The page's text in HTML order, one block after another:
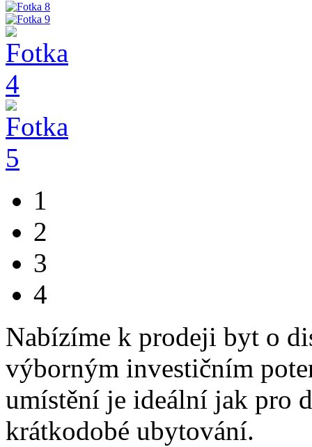
1
2
3
4
Nabízíme k prodeji byt o
výborným investičním
umístění je ideální jak pro
krátkodobé ubytování.